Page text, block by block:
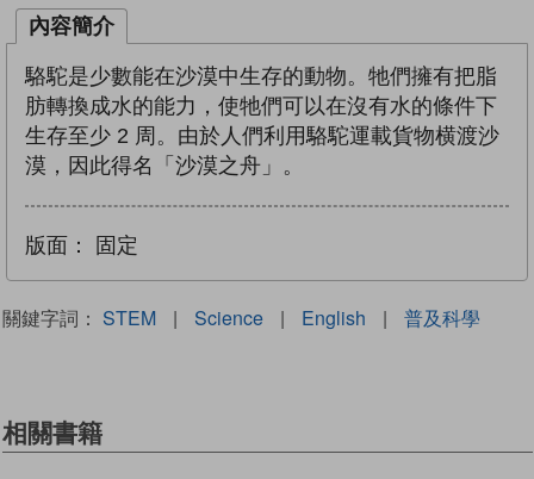
內容簡介
駱駝是少數能在沙漠中生存的動物。牠們擁有把脂
肪轉換成水的能力，使牠們可以在沒有水的條件下
生存至少 2 周。由於人們利用駱駝運載貨物横渡沙
漠，因此得名「沙漠之舟」。
版面： 固定
關鍵字詞： STEM | Science | English | 普及科學
相關書籍